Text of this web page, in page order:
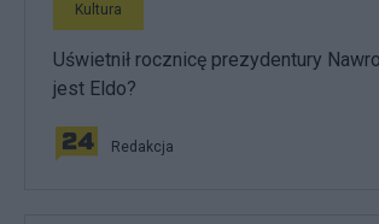
Kultura
Uświetnił rocznicę prezydentury
jest Eldo?
Redakcja